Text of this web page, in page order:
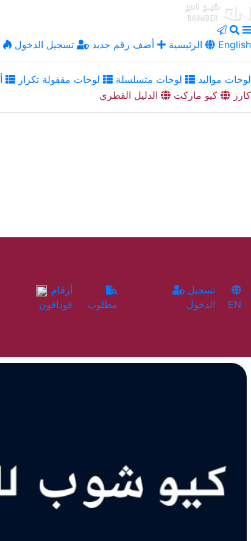
الرئيسية أضف رقم جديد تسجيل الدخول English
لوحات مواليد لوحات متسلسلة لوحات مقفولة تكرار
كارز
كيو ماركت الدليل القطري
فودافون
مطلوب
الدخول
EN